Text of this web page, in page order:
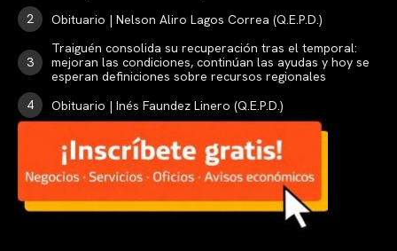
Obituario | Nelson Aliro Lagos Correa (Q.E.P.D.)
Traiguén consolida su recuperación tras el temporal:
mejoran las condiciones, continúan las ayudas y hoy se
esperan definiciones sobre recursos regionales
Obituario | Inés Faundez Linero (Q.E.P.D.)